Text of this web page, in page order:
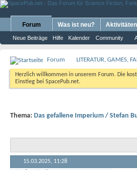
Forum
Neue Beiträge Hilfe Kalender Community
Was ist neu? Aktivitäten
Forum LITERATUR, GAMES,
Herzlich willkommen in unserem Forum. Die
Einstieg bei SpacePub.net.
Thema: Das gefallene Imperium / Stefan
15.03.2025, 11:28